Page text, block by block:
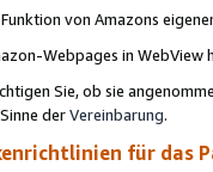
von Amazons
Webpages in WebView
Sie, ob sie
derVereinbarung.
für das